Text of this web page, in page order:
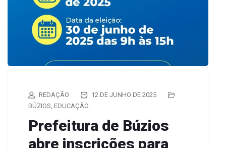
REDAÇÃO
12 DE JUNHO DE 2025
BÚZIOS, EDUCAÇÃO
Prefeitura de Búzios
abre inscrições para